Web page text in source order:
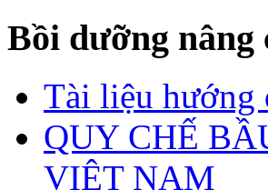
Bồi dưỡng nâng
Tài liệu hướng
QUY CHẾ
VIỆT NAM